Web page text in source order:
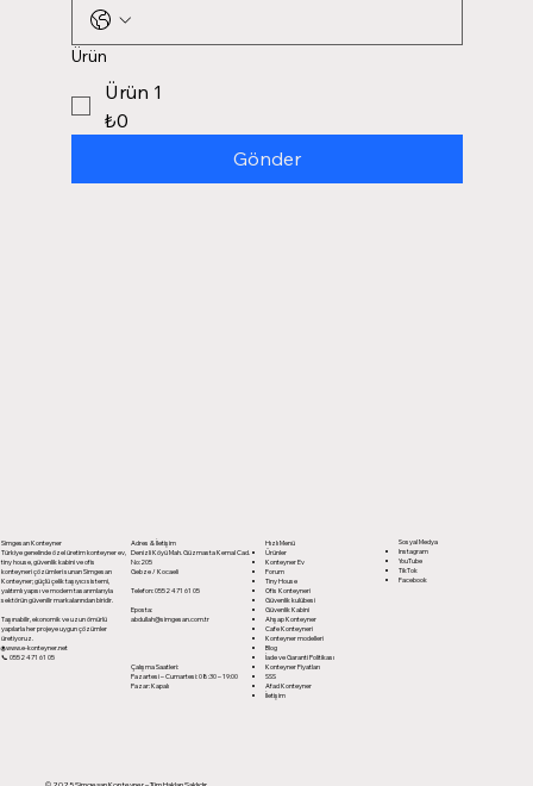
Ürün
Ürün 1
₺0
Gönder
Simgesan Konteyner
Türkiye genelinde özel üretimkonteyner ev,
tiny house, güvenlik kabini ve ofis
konteyneriçözümleri sunan Simgesan
Konteyner; güçlü çelik taşıyıcı sistemi,
yalıtımlı yapısı ve modern tasarımlarıyla
sektörün güvenilir markalarından biridir.
Taşınabilir, ekonomik ve uzun ömürlü
yapılarla her projeye uygun çözümler
üretiyoruz.
🌐www.e-konteyner.net
📞 0552 471 61 05
Adres & İletişim
Denizli Köyü Mah. Güzmasta Kemal Cad.
No:205
Gebze / Kocaeli
Telefon: 0552 471 61 05
Eposta:
abdullah@simgesan.com.tr
Çalışma Saatleri:
Pazartesi – Cumartesi: 08:30 – 19:00
Pazar: Kapalı
Hızlı Menü
Ürünler
Konteyner Ev
Forum
Tiny House
Ofis Konteyneri
Güvenlik kulübesi
Güvenlik Kabini
Ahşap Konteyner
Cafe Konteyneri
Konteyner modelleri
Blog
İade ve Garanti Politikası
Konteyner Fiyatları
SSS
Afad Konteyner
İletişim
Sosyal Medya
Instagram
YouTube
TikTok
Facebook